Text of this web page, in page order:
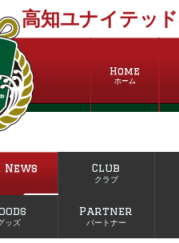
高知ユナイテッ
Home
ホーム
Club
クラブ
ッズ
Partner
パートナー